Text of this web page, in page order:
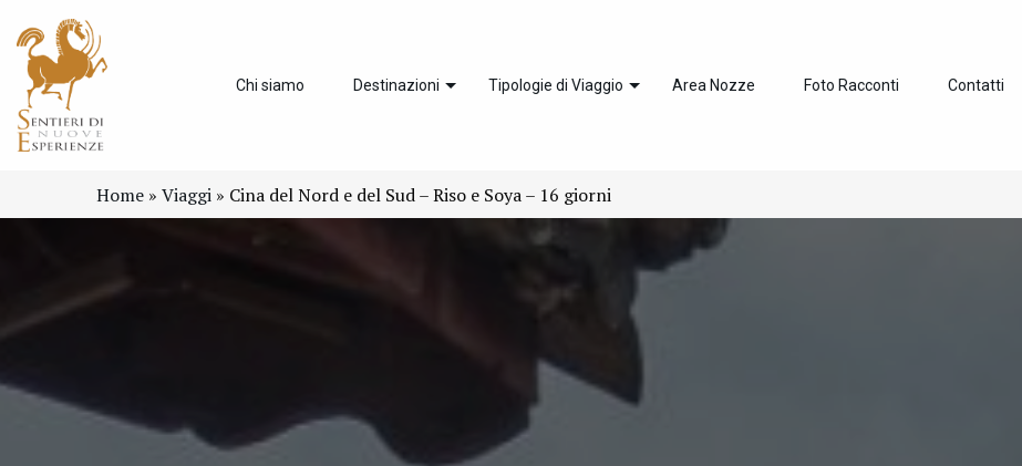
Chi siamo Destinazioni Tipologie di Viaggio Area Nozze Foto Racconti Contatti
Home » Viaggi » Cina del Nord e del Sud – Riso e Soya – 16 giorni